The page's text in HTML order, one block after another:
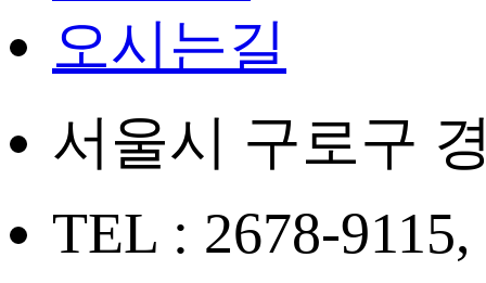
오시는길
서울시 구로구
TEL : 2678-9115,